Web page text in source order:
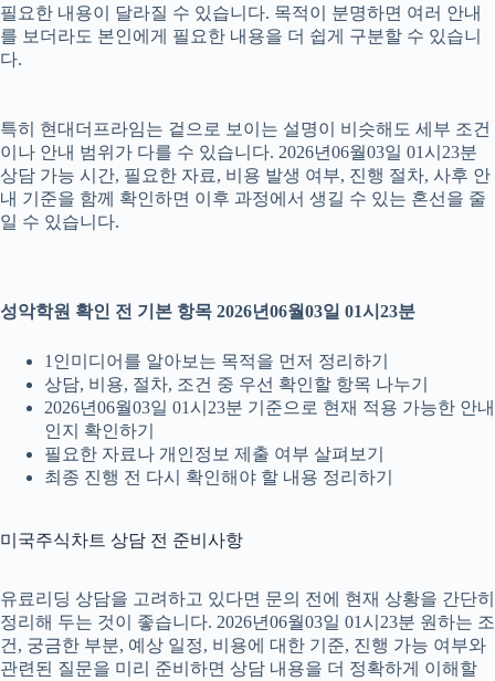
필요한 내용이 달라질 수 있습니다. 목적이 분명하면 여러 안내
를 보더라도 본인에게 필요한 내용을 더 쉽게 구분할 수 있습니
다.
특히 현대더프라임는 겉으로 보이는 설명이 비슷해도 세부 조건
이나 안내 범위가 다를 수 있습니다. 2026년06월03일 01시23분
상담 가능 시간, 필요한 자료, 비용 발생 여부, 진행 절차, 사후 안
내 기준을 함께 확인하면 이후 과정에서 생길 수 있는 혼선을 줄
일 수 있습니다.
성악학원 확인 전 기본 항목 2026년06월03일 01시23분
1인미디어를 알아보는 목적을 먼저 정리하기
상담, 비용, 절차, 조건 중 우선 확인할 항목 나누기
2026년06월03일 01시23분 기준으로 현재 적용 가능한 안내
인지 확인하기
필요한 자료나 개인정보 제출 여부 살펴보기
최종 진행 전 다시 확인해야 할 내용 정리하기
미국주식차트 상담 전 준비사항
유료리딩 상담을 고려하고 있다면 문의 전에 현재 상황을 간단히
정리해 두는 것이 좋습니다. 2026년06월03일 01시23분 원하는 조
건, 궁금한 부분, 예상 일정, 비용에 대한 기준, 진행 가능 여부와
관련된 질문을 미리 준비하면 상담 내용을 더 정확하게 이해할